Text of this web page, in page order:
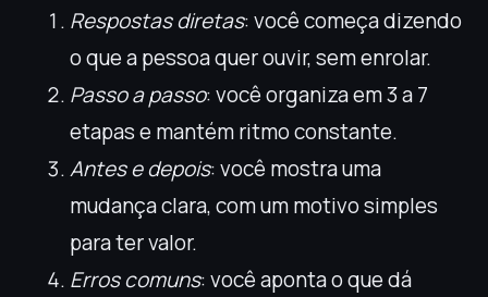
Respostas diretas: você começa dizendo
o que a pessoa quer ouvir, sem enrolar.
Passo a passo: você organiza em 3 a 7
etapas e mantém ritmo constante.
Antes e depois: você mostra uma
mudança clara, com um motivo simples
para ter valor.
Erros comuns: você aponta o que dá